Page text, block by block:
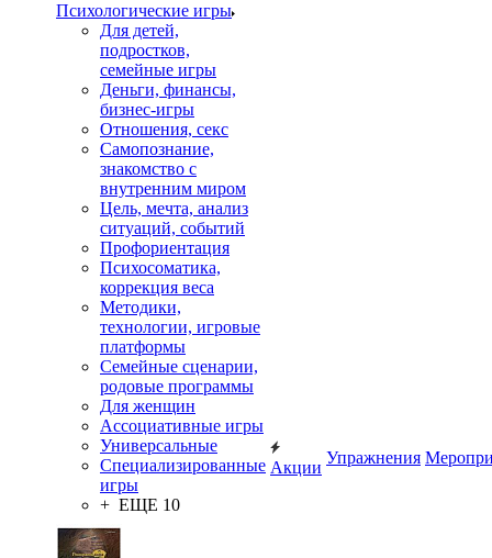
Психологические игры
Для детей,
подростков,
семейные игры
Деньги, финансы,
бизнес-игры
Отношения, секс
Самопознание,
знакомство с
внутренним миром
Цель, мечта, анализ
ситуаций, событий
Профориентация
Психосоматика,
коррекция веса
Методики,
технологии, игровые
платформы
Семейные сценарии,
родовые программы
Для женщин
Ассоциативные игры
Универсальные
Специализированные
игры
+ ЕЩЕ 10
Акции
Упражнения